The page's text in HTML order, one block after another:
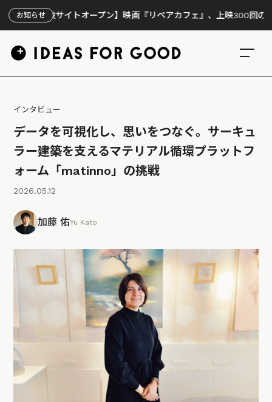
お知らせ
設サイトオープン】映画『リペアカフェ』、上映300回の先で見えて
インタビュー
データを可視化し、思いをつなぐ。サーキュ
ラー建築を支えるマテリアル循環プラットフ
ォーム「matinno」の挑戦
2026.05.12
加藤 佑Yu Kato